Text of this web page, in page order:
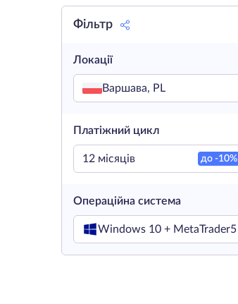
Фільтр
Локації
Варшава, PL
Платіжний цикл
12 місяців до -10%
Операційна система
Windows 10 + MetaTrader5